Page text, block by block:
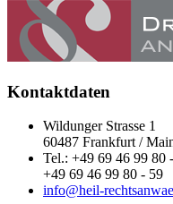
Kontaktdaten
Wildunger Strasse 1
60487 Frankfurt /
Tel.: +49 69 46 99 80
+49 69 46 99 80 - 59
info@heil-